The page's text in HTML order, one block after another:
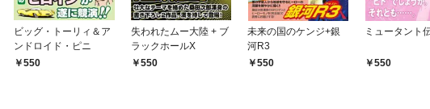
ビッグ・トーリィ＆ア
ンドロイド・ピニ
550
失われたムー大陸 + ブ
ラックホールX
550
未来の国のケンジ+銀
河R3
550
ミュータント
550